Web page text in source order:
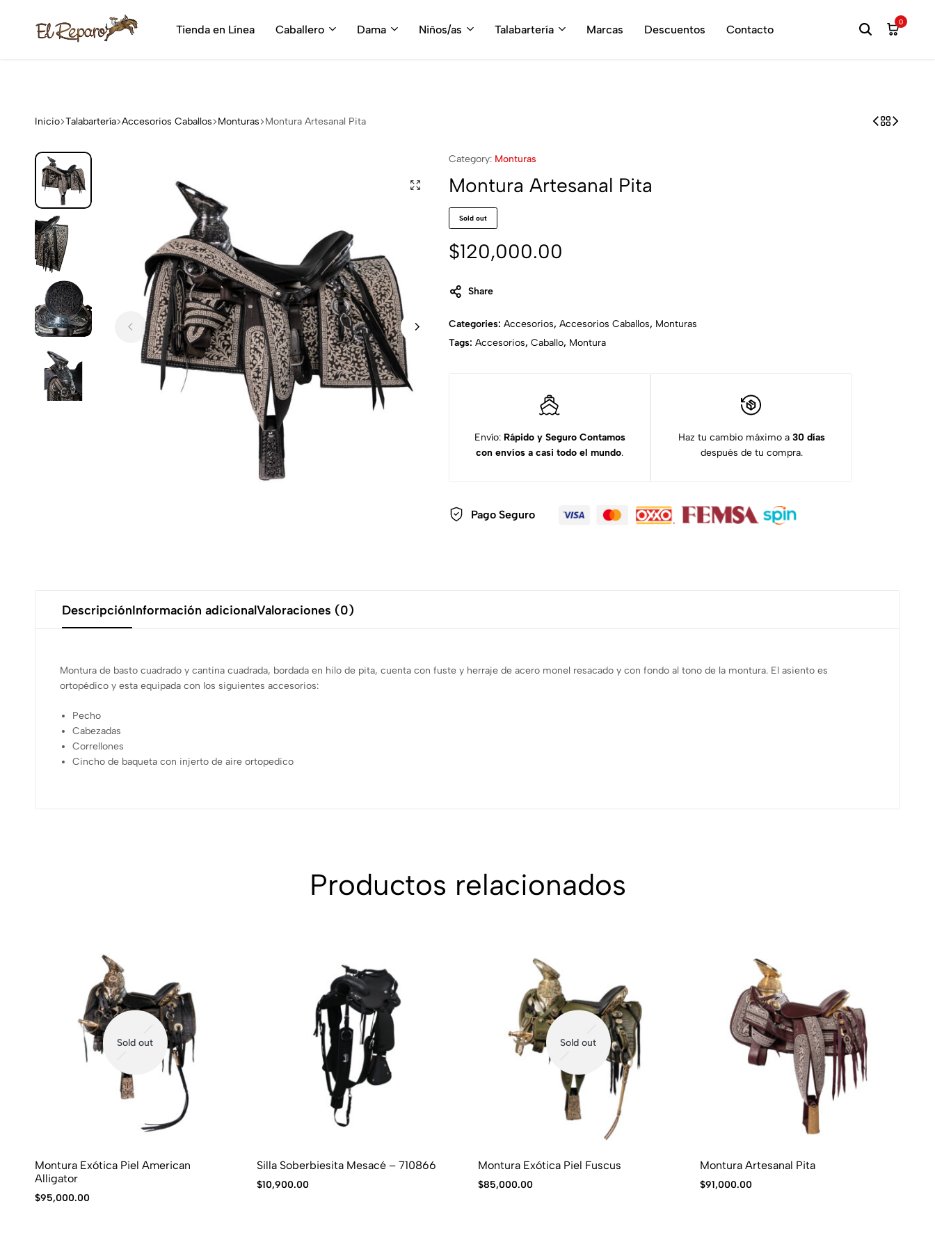
de
Tienda en Línea Caballero Dama Niños/as Talabartería Marcas Descuentos Contacto
0
Inicio Talabartería Accesorios Caballos Monturas Montura Artesanal Pita
Category: Monturas
Montura Artesanal Pita
Sold out
$120,000.00
Share
Categories: Accesorios, Accesorios Caballos, Monturas
Tags: Accesorios, Caballo, Montura
Envío: Rápido y Seguro Contamos
con envíos a casi todo el mundo.
Haz tu cambio máximo a 30 días
después de tu compra.
Pago Seguro
DescripciónInformación adicionalValoraciones (0)
Montura de basto cuadrado y cantina cuadrada, bordada en hilo de pita, cuenta con fuste y herraje de acero monel resacado y con fondo al tono de la montura. El asiento es
ortopédico y esta equipada con los siguientes accesorios:
Pecho
Cabezadas
Correllones
Cincho de baqueta con injerto de aire ortopedico
Productos relacionados
Sold out
Montura Exótica Piel American
Alligator
$95,000.00
Silla Soberbiesita Mesacé – 710866
$10,900.00
Sold out
Montura Exótica Piel Fuscus
$85,000.00
Montura Artesanal Pita
$91,000.00